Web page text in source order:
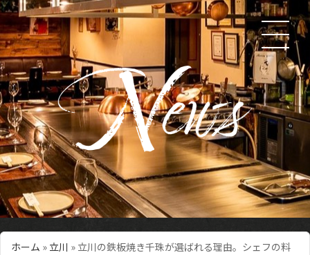
ホーム » 立川 » 立川の鉄板焼き千珠が選ばれる理由。シェフの料